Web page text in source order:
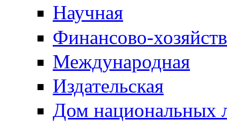
Научная
Финансово-
Международная
Издательская
Дом национальных